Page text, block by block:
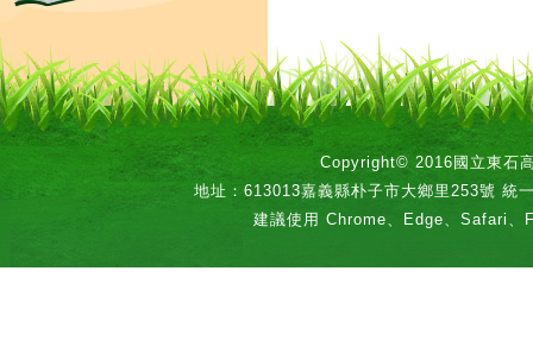
Copyright© 2016國立東石
地址：613013嘉義縣朴子市大鄉里253號 統
建議使用 Chrome、Edge、Safari